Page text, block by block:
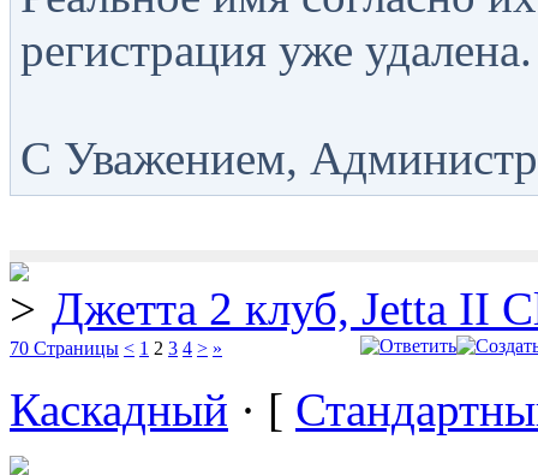
регистрация уже удалена.
С Уважением,
Джетта 2 клуб, Jetta II
70 Страницы < 1 2 3 4 > »
Каскадный · [